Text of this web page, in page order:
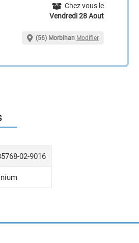
Chez vous le
Vendredi 28 Aout
(56) Morbihan Modifier
02-9016